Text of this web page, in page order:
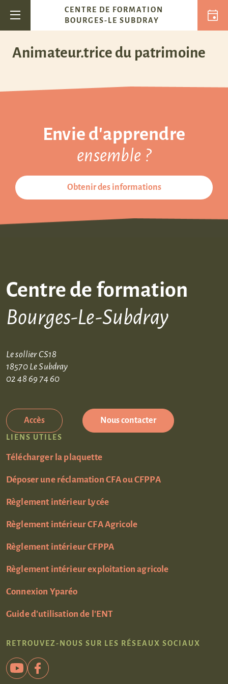
Navigation principale
CENTRE DE FORMATION
BOURGES-LE SUBDRAY
Animateur.trice du patrimoine
Envie d'apprendre
ensemble ?
Obtenir des informations
Centre de formation
Bourges-Le-Subdray
Le sollier CS18
18570 Le Subdray
02 48 69 74 60
Accès Nous contacter
LIENS UTILES
Télécharger la plaquette
Déposer une réclamation CFA ou CFPPA
Règlement intérieur Lycée
Règlement intérieur CFA Agricole
Règlement intérieur CFPPA
Règlement intérieur exploitation agricole
Connexion Yparéo
Guide d'utilisation de l'ENT
RETROUVEZ-NOUS SUR LES RÉSEAUX SOCIAUX